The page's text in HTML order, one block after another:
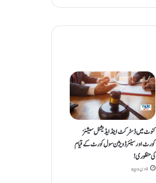
کنوٹ میں ڈسٹرکٹ اینڈ ایڈیشنل سیشنز
کورٹ اور سینئر ڈویژن سول کورٹ کے قیام
کی منظوری!
4 دن ago